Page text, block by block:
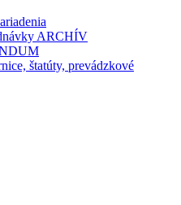
ARCHÍV
štatúty, prevádzkové